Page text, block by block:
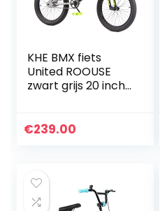
KHE BMX fiets
United ROOUSE
zwart grijs 20 inch
€239.00